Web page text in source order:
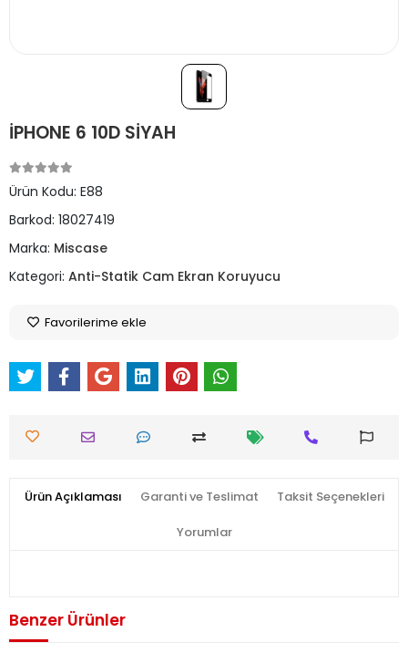
İPHONE 6 10D SİYAH
Ürün Kodu: E88
Barkod: 18027419
Marka: Miscase
Kategori: Anti-Statik Cam Ekran Koruyucu
Favorilerime ekle
Ürün Açıklaması Garanti ve Teslimat Taksit Seçenekleri
Yorumlar
Benzer Ürünler